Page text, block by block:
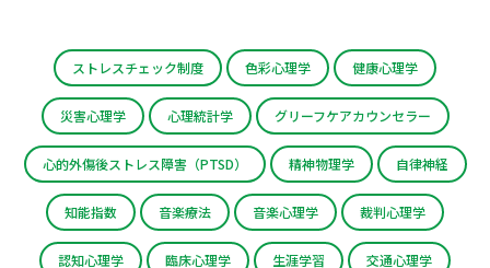
ストレスチェック制度 色彩心理学 健康心理学
災害心理学 心理統計学 グリーフケアカウンセラー
心的外傷後ストレス障害（PTSD） 精神物理学 自律神経
知能指数 音楽療法 音楽心理学 裁判心理学
認知心理学 臨床心理学 生涯学習 交通心理学